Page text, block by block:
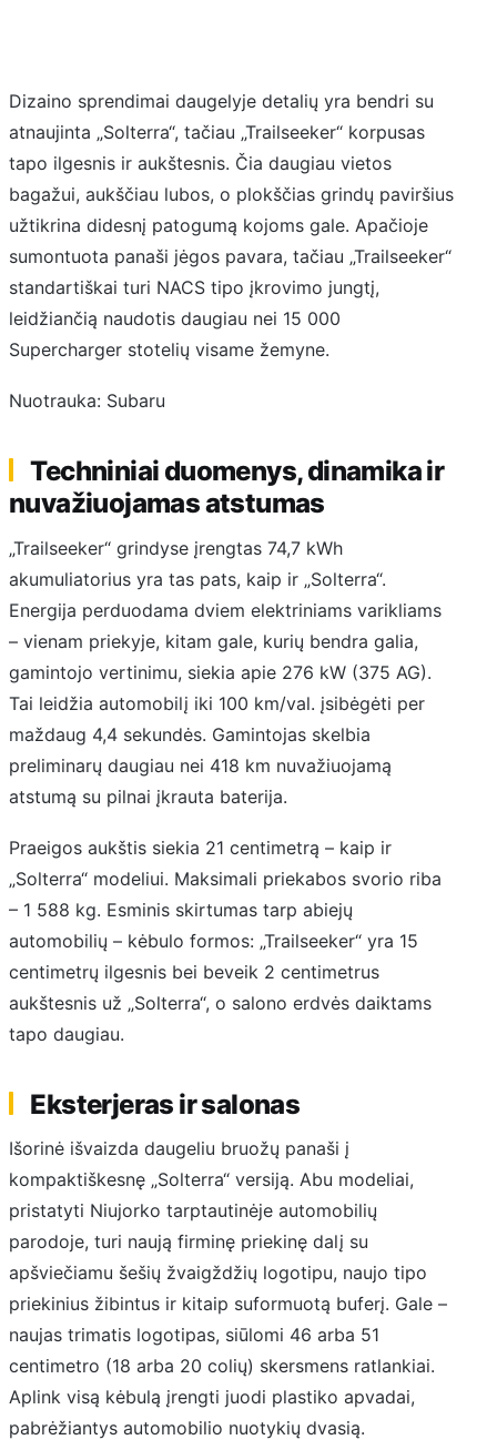
Dizaino sprendimai daugelyje detalių yra bendri su
atnaujinta „Solterra“, tačiau „Trailseeker“ korpusas
tapo ilgesnis ir aukštesnis. Čia daugiau vietos
bagažui, aukščiau lubos, o plokščias grindų paviršius
užtikrina didesnį patogumą kojoms gale. Apačioje
sumontuota panaši jėgos pavara, tačiau „Trailseeker“
standartiškai turi NACS tipo įkrovimo jungtį,
leidžiančią naudotis daugiau nei 15 000
Supercharger stotelių visame žemyne.
Nuotrauka: Subaru
Techniniai duomenys, dinamika ir
nuvažiuojamas atstumas
„Trailseeker“ grindyse įrengtas 74,7 kWh
akumuliatorius yra tas pats, kaip ir „Solterra“.
Energija perduodama dviem elektriniams varikliams
– vienam priekyje, kitam gale, kurių bendra galia,
gamintojo vertinimu, siekia apie 276 kW (375 AG).
Tai leidžia automobilį iki 100 km/val. įsibėgėti per
maždaug 4,4 sekundės. Gamintojas skelbia
preliminarų daugiau nei 418 km nuvažiuojamą
atstumą su pilnai įkrauta baterija.
Praeigos aukštis siekia 21 centimetrą – kaip ir
„Solterra“ modeliui. Maksimali priekabos svorio riba
– 1 588 kg. Esminis skirtumas tarp abiejų
automobilių – kėbulo formos: „Trailseeker“ yra 15
centimetrų ilgesnis bei beveik 2 centimetrus
aukštesnis už „Solterra“, o salono erdvės daiktams
tapo daugiau.
Eksterjeras ir salonas
Išorinė išvaizda daugeliu bruožų panaši į
kompaktiškesnę „Solterra“ versiją. Abu modeliai,
pristatyti Niujorko tarptautinėje automobilių
parodoje, turi naują firminę priekinę dalį su
apšviečiamu šešių žvaigždžių logotipu, naujo tipo
priekinius žibintus ir kitaip suformuotą buferį. Gale –
naujas trimatis logotipas, siūlomi 46 arba 51
centimetro (18 arba 20 colių) skersmens ratlankiai.
Aplink visą kėbulą įrengti juodi plastiko apvadai,
pabrėžiantys automobilio nuotykių dvasią.